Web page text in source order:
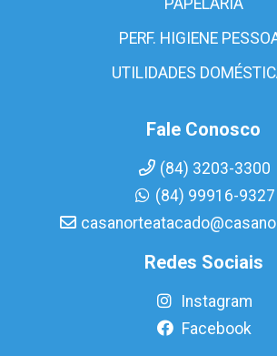
PAPELARIA
PERF. HIGIENE
UTILIDADES
Fale Conosco
(84) 3203-3300
(84) 99916-9327
Redes Sociais
Instagram
Facebook